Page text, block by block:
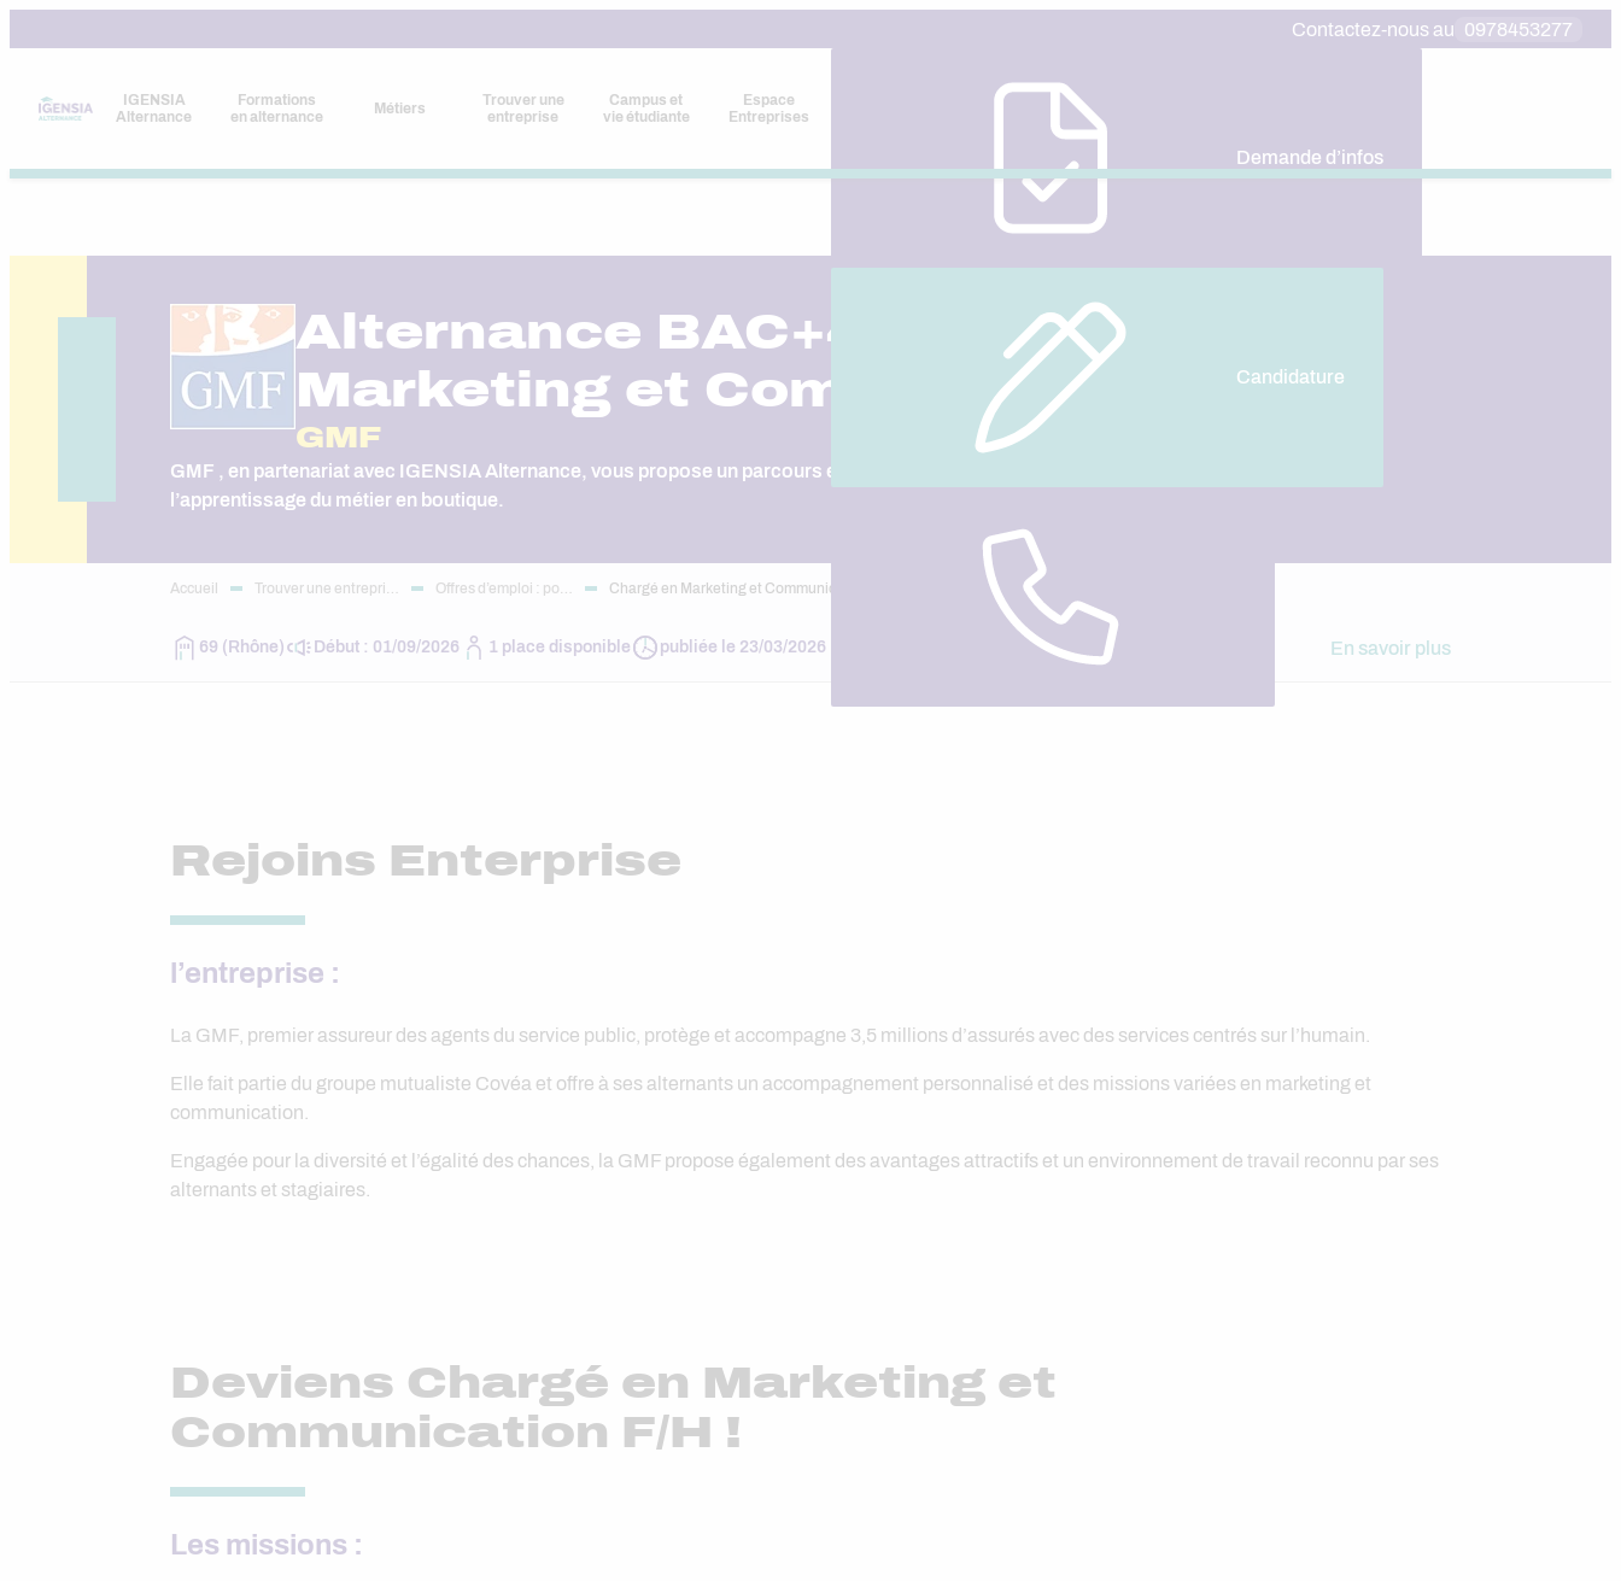
Contactez-nous au 0978453277
IGENSIA
Alternance
Formations
en alternance
Métiers
Trouver une
entreprise
Campus et
vie étudiante
Espace
Entreprises
Demande d’infos
Candidature
Alternance BAC+4 – Chargé en
Marketing et Communication F/H
GMF
GMF , en partenariat avec IGENSIA Alternance, vous propose un parcours en alternance qui combine la préparation du Mastère MMRC et
l’apprentissage du métier en boutique.
Accueil Trouver une entrepri… Offres d’emploi : po… Chargé en Marketing et Communication F/H…
69 (Rhône) Début : 01/09/2026 1 place disponible publiée le 23/03/2026 En savoir plus
Rejoins Enterprise
l’entreprise :
La GMF, premier assureur des agents du service public, protège et accompagne 3,5 millions d’assurés avec des services centrés sur l’humain.
Elle fait partie du groupe mutualiste Covéa et offre à ses alternants un accompagnement personnalisé et des missions variées en marketing et
communication.
Engagée pour la diversité et l’égalité des chances, la GMF propose également des avantages attractifs et un environnement de travail reconnu par ses
alternants et stagiaires.
Deviens Chargé en Marketing et
Communication F/H !
Les missions :